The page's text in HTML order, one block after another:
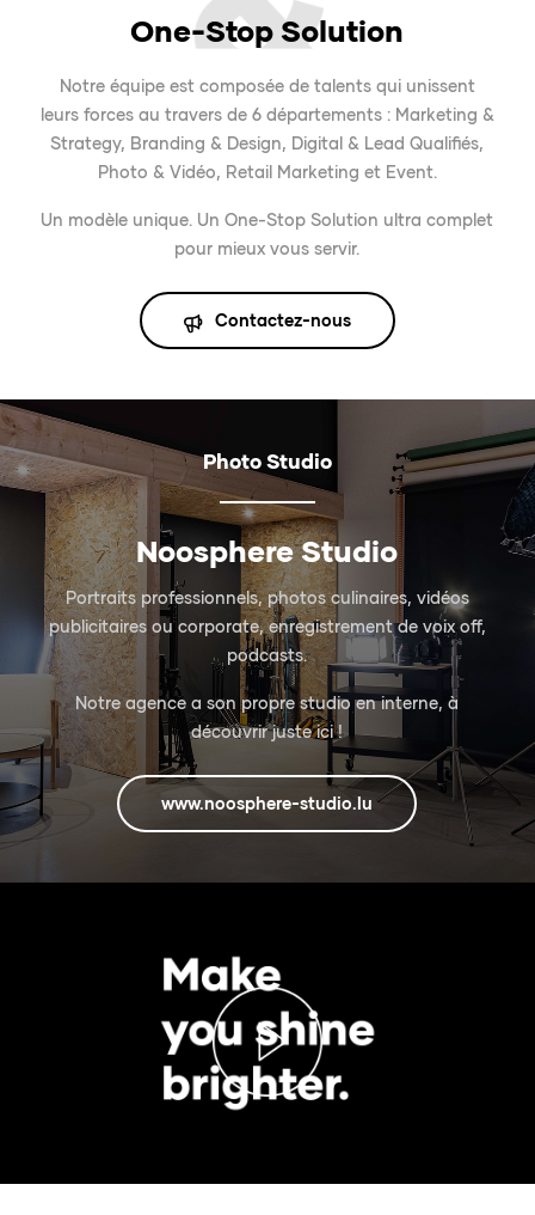
One-Stop Solution
Notre équipe est composée de talents qui unissent
leurs forces au travers de 6 départements : Marketing &
Strategy, Branding & Design, Digital & Lead Qualifiés,
Photo & Vidéo, Retail Marketing et Event.
Un modèle unique. Un One-Stop Solution ultra complet
pour mieux vous servir.
Contactez-nous
Photo Studio
Noosphere Studio
Portraits professionnels, photos culinaires, vidéos
publicitaires ou corporate, enregistrement de voix off,
podcasts.
Notre agence a son propre studio en interne, à
découvrir juste ici !
www.noosphere-studio.lu